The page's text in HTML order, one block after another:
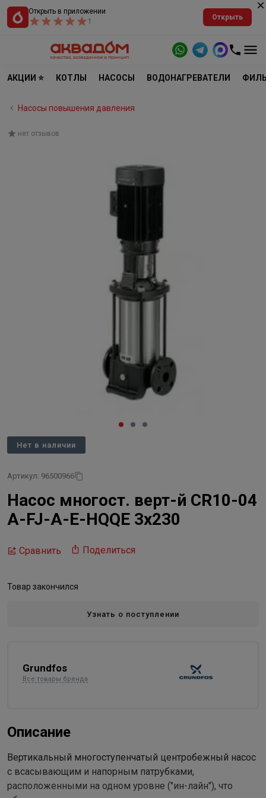
Открыть в приложении
1
Открыть
АКЦИИ ⭐ КОТЛЫ НАСОСЫ ВОДОНАГРЕВАТЕЛИ
Насосы повышения давления
нет отзывов
Нет в наличии
Артикул: 96500966
Насос многост. верт-й CR10-04
A-FJ-A-E-HQQE 3х230
Сравнить Поделиться
Товар закончился
Узнать о поступлении
Grundfos
Все товары бренда
Описание
Вертикальный многоступенчатый центробежный насос
с всасывающим и напорным патрубками,
расположенными на одном уровне ("ин-лайн"), что